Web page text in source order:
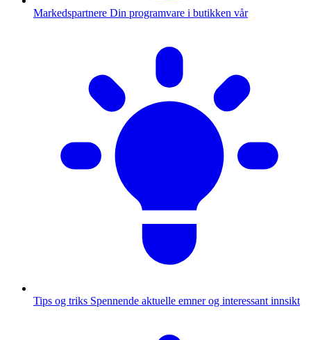
Markedspartnere Din programvare i butikken vår
Tips og triks Spennende aktuelle emner og interessant innsikt